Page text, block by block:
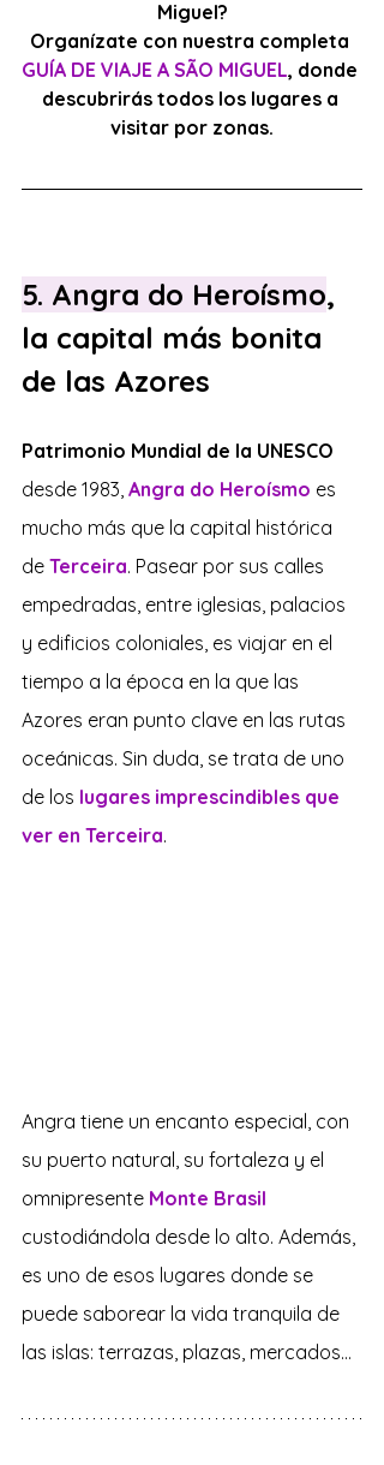
Miguel?
Organízate con nuestra completa
GUÍA DE VIAJE A SÃO MIGUEL, donde
descubrirás todos los lugares a
visitar por zonas.
5. Angra do Heroísmo,
la capital más bonita
de las Azores
Patrimonio Mundial de la UNESCO
desde 1983, Angra do Heroísmo es
mucho más que la capital histórica
de Terceira. Pasear por sus calles
empedradas, entre iglesias, palacios
y edificios coloniales, es viajar en el
tiempo a la época en la que las
Azores eran punto clave en las rutas
oceánicas. Sin duda, se trata de uno
de los lugares imprescindibles que
ver en Terceira.
Angra tiene un encanto especial, con
su puerto natural, su fortaleza y el
omnipresente Monte Brasil
custodiándola desde lo alto. Además,
es uno de esos lugares donde se
puede saborear la vida tranquila de
las islas: terrazas, plazas, mercados…